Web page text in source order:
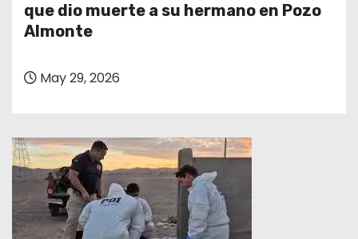
que dio muerte a su hermano en Pozo
Almonte
May 29, 2026